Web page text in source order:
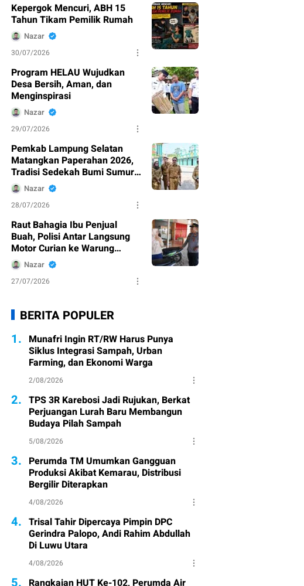
Kepergok Mencuri, ABH 15
Tahun Tikam Pemilik Rumah
Nazar
30/07/2026
Program HELAU Wujudkan
Desa Bersih, Aman, dan
Menginspirasi
Nazar
29/07/2026
Pemkab Lampung Selatan
Matangkan Paperahan 2026,
Tradisi Sedekah Bumi Sumur
Kumbang Bersiap Jadi Ikon
Wisata Budaya
Nazar
28/07/2026
Raut Bahagia Ibu Penjual
Buah, Polisi Antar Langsung
Motor Curian ke Warung
Korban
Nazar
27/07/2026
BERITA POPULER
1. Munafri Ingin RT/RW Harus Punya
Siklus Integrasi Sampah, Urban
Farming, dan Ekonomi Warga
2/08/2026
2. TPS 3R Karebosi Jadi Rujukan, Berkat
Perjuangan Lurah Baru Membangun
Budaya Pilah Sampah
5/08/2026
3. Perumda TM Umumkan Gangguan
Produksi Akibat Kemarau, Distribusi
Bergilir Diterapkan
4/08/2026
4. Trisal Tahir Dipercaya Pimpin DPC
Gerindra Palopo, Andi Rahim Abdullah
Di Luwu Utara
4/08/2026
Rangkaian HUT Ke-102, Perumda Air